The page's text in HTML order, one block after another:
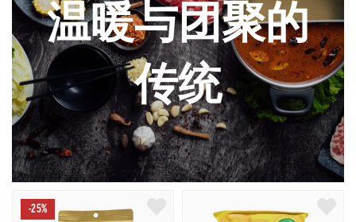
温暖与团聚的
传统
-25%